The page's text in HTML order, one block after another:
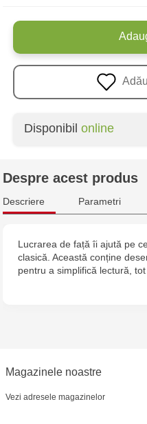
Disponibil online
Despre acest produs
Descriere Parametri
Lucrarea de față îi ajută pe
clasică. Această conține
pentru a simplifică lectură,
Magazinele noastre
Vezi adresele magazinelor